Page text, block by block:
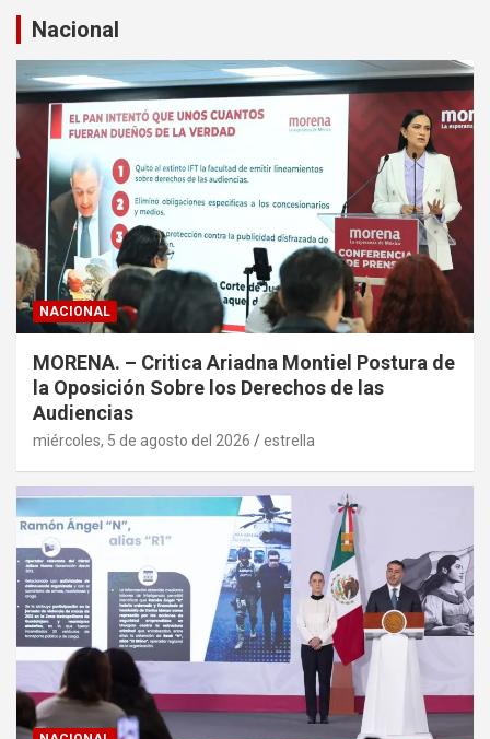
a
r
Nacional
NACIONAL
MORENA. – Critica Ariadna Montiel Postura de
la Oposición Sobre los Derechos de las
Audiencias
miércoles, 5 de agosto del 2026 estrella